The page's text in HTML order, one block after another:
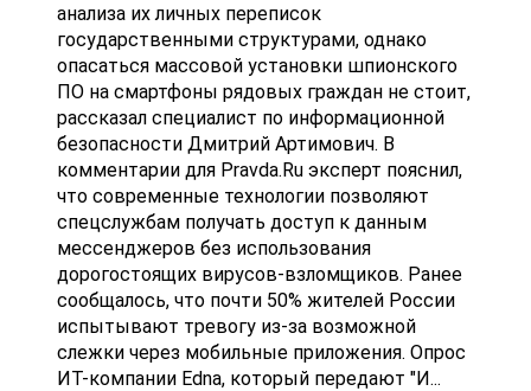
анализа их личных переписок
государственными структурами, однако
опасаться массовой установки шпионского
ПО на смартфоны рядовых граждан не стоит,
рассказал специалист по информационной
безопасности Дмитрий Артимович. В
комментарии для Pravda.Ru эксперт пояснил,
что современные технологии позволяют
спецслужбам получать доступ к данным
мессенджеров без использования
дорогостоящих вирусов-взломщиков. Ранее
сообщалось, что почти 50% жителей России
испытывают тревогу из-за возможной
слежки через мобильные приложения. Опрос
ИТ-компании Edna, который передают "И...